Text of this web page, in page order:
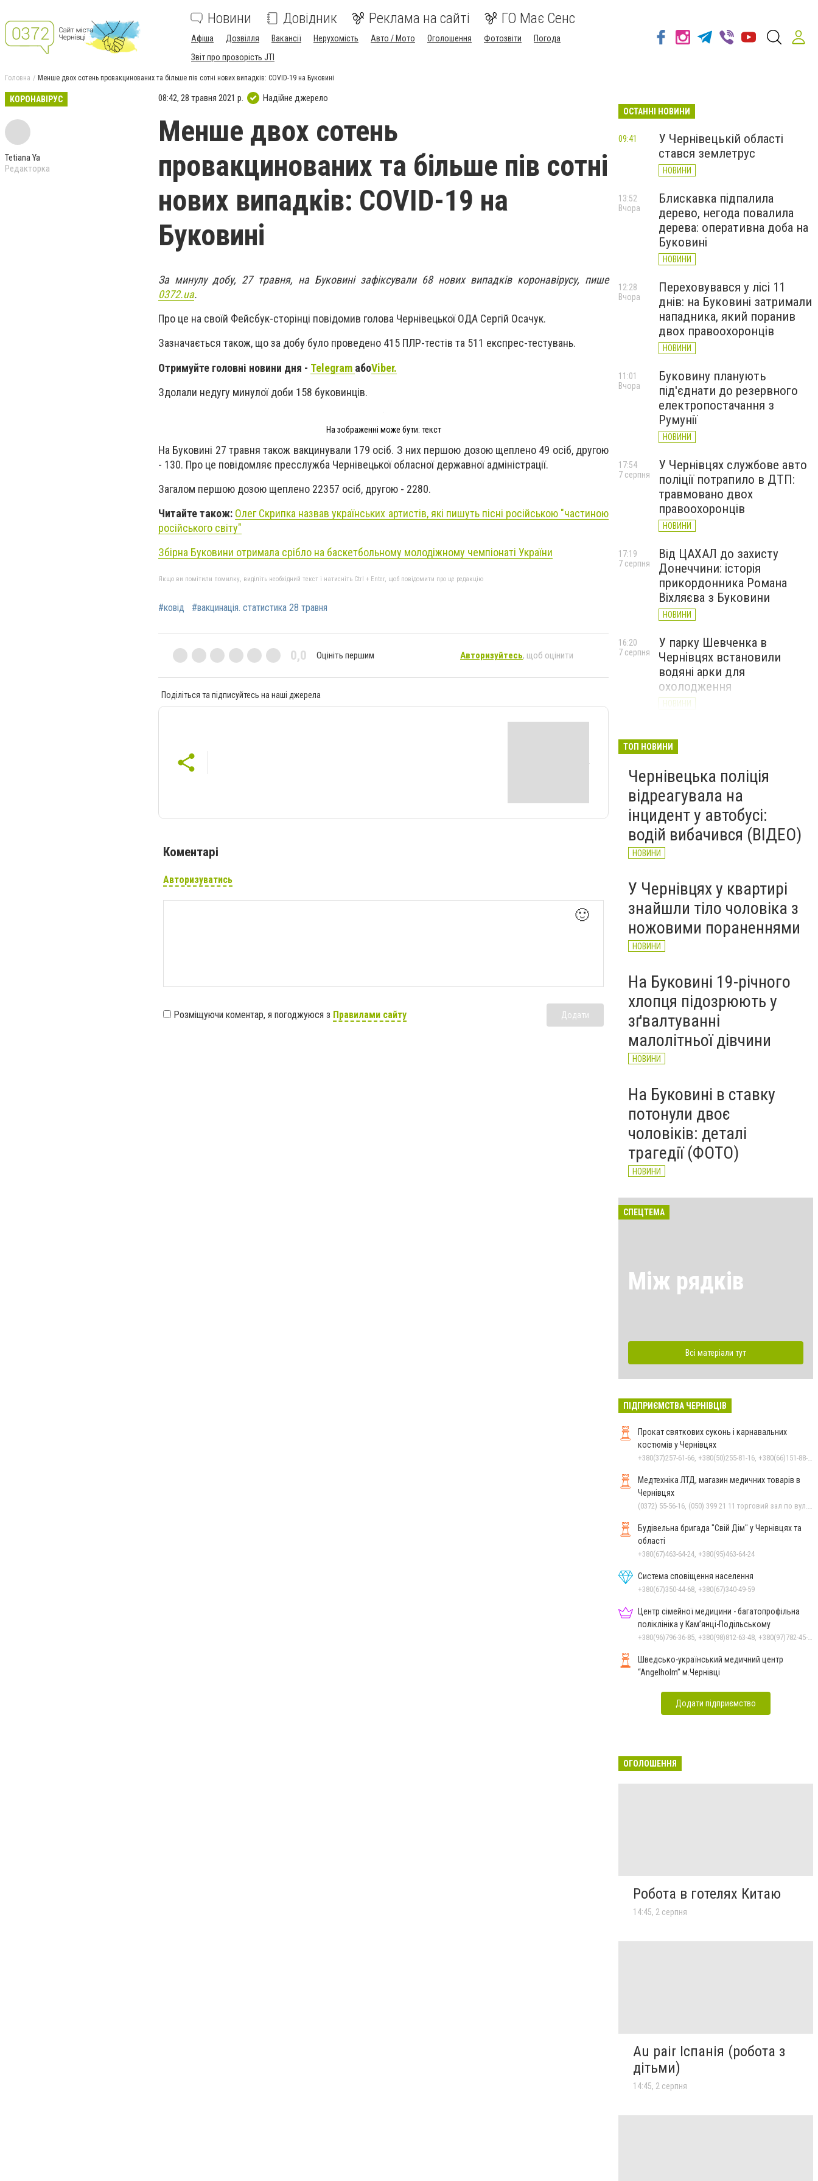
Новини Довідник Реклама на сайті ГО Має Сенс
Афіша Дозвілля Вакансії Нерухомість Авто / Мото Оголошення Фотозвіти
Погода
Звіт про прозорість JTI
Головна Менше двох сотень провакцинованих та більше пів сотні нових випадків: COVID-19 на Буковині
КОРОНАВІРУС
Tetiana Ya
Редакторка
08:42, 28 травня 2021 р. Надійне джерело
Менше двох сотень
провакцинованих та більше пів сотні
нових випадків: COVID-19 на
Буковині
За минулу добу, 27 травня, на Буковині зафіксували 68 нових випадків коронавірусу, пише
0372.ua.
Про це на своїй Фейсбук-сторінці повідомив голова Чернівецької ОДА Сергій Осачук.
Зазначається також, що за добу було проведено 415 ПЛР-тестів та 511 експрес-тестувань.
Отримуйте головні новини дня - Telegram абоViber.
Здолали недугу минулої доби 158 буковинців.
На зображенні може бути: текст
На Буковині 27 травня також вакцинували 179 осіб. З них першою дозою щеплено 49 осіб, другою
- 130. Про це повідомляє пресслужба Чернівецької обласної державної адміністрації.
Загалом першою дозою щеплено 22357 осіб, другою - 2280.
Читайте також: Олег Скрипка назвав українських артистів, які пишуть пісні російською "частиною
російського світу"
Збірна Буковини отримала срібло на баскетбольному молодіжному чемпіонаті України
Якщо ви помітили помилку, виділіть необхідний текст і натисніть Ctrl + Enter, щоб повідомити про це редакцію
#ковід #вакцинація. статистика 28 травня
0,0 Оцініть першим Авторизуйтесь, щоб оцінити
Поділіться та підписуйтесь на наші джерела
Коментарі
Авторизуватись
🙂
Розміщуючи коментар, я погоджуюся з Правилами сайту Додати
ОСТАННІ НОВИНИ
У Чернівецькій області
стався землетрус
НОВИНИ
09:41
Блискавка підпалила
дерево, негода повалила
дерева: оперативна доба на
Буковині
НОВИНИ
13:52
Вчора
Переховувався у лісі 11
днів: на Буковині затримали
нападника, який поранив
двох правоохоронців
НОВИНИ
12:28
Вчора
Буковину планують
під'єднати до резервного
електропостачання з
Румунії
НОВИНИ
11:01
Вчора
У Чернівцях службове авто
поліції потрапило в ДТП:
травмовано двох
правоохоронців
НОВИНИ
17:54
7 серпня
Від ЦАХАЛ до захисту
Донеччини: історія
прикордонника Романа
Віхляєва з Буковини
НОВИНИ
17:19
7 серпня
У парку Шевченка в
Чернівцях встановили
водяні арки для
охолодження
НОВИНИ
16:20
7 серпня
вимагав 50 тисяч доларів
потерпілого
НОВИНИ
7 серпня
ТОП НОВИНИ
Чернівецька поліція
відреагувала на
інцидент у автобусі:
водій вибачився (ВІДЕО)
НОВИНИ
У Чернівцях у квартирі
знайшли тіло чоловіка з
ножовими пораненнями
НОВИНИ
На Буковині 19-річного
хлопця підозрюють у
зґвалтуванні
малолітньої дівчини
НОВИНИ
На Буковині в ставку
потонули двоє
чоловіків: деталі
трагедії (ФОТО)
НОВИНИ
СПЕЦТЕМА
Між рядків
Всі матеріали тут
ПІДПРИЄМСТВА ЧЕРНІВЦІВ
Прокат святкових суконь і карнавальних
костюмів у Чернівцях
Медтехніка ЛТД, магазин медичних товарів в
Чернівцях
Будівельна бригада "Свій Дім" у Чернівцях та
області
+380(67)463-64-24, +380(95)463-64-24
Система сповіщення населення
+380(67)350-44-68, +380(67)340-49-59
Центр сімейної медицини - багатопрофільна
поліклініка у Кам’янці-Подільському
Шведсько-український медичний центр
“Angelholm” м.Чернівці
Додати підприємство
ОГОЛОШЕННЯ
Робота в готелях Китаю
14:45, 2 серпня
Au pair Іспанія (робота з
дітьми)
14:45, 2 серпня